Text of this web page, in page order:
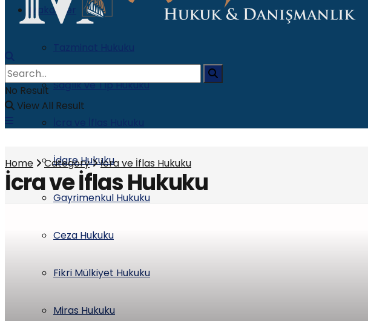
Makaleler
Tazminat Hukuku
Sağlık ve Tıp Hukuku
İcra ve İflas Hukuku
İdare Hukuku
Gayrimenkul Hukuku
Ceza Hukuku
Fikri Mülkiyet Hukuku
Miras Hukuku
No Result
View All Result
Home Category İcra ve İflas Hukuku
İcra ve İflas Hukuku